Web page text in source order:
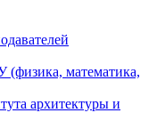
математика,
архитектуры и